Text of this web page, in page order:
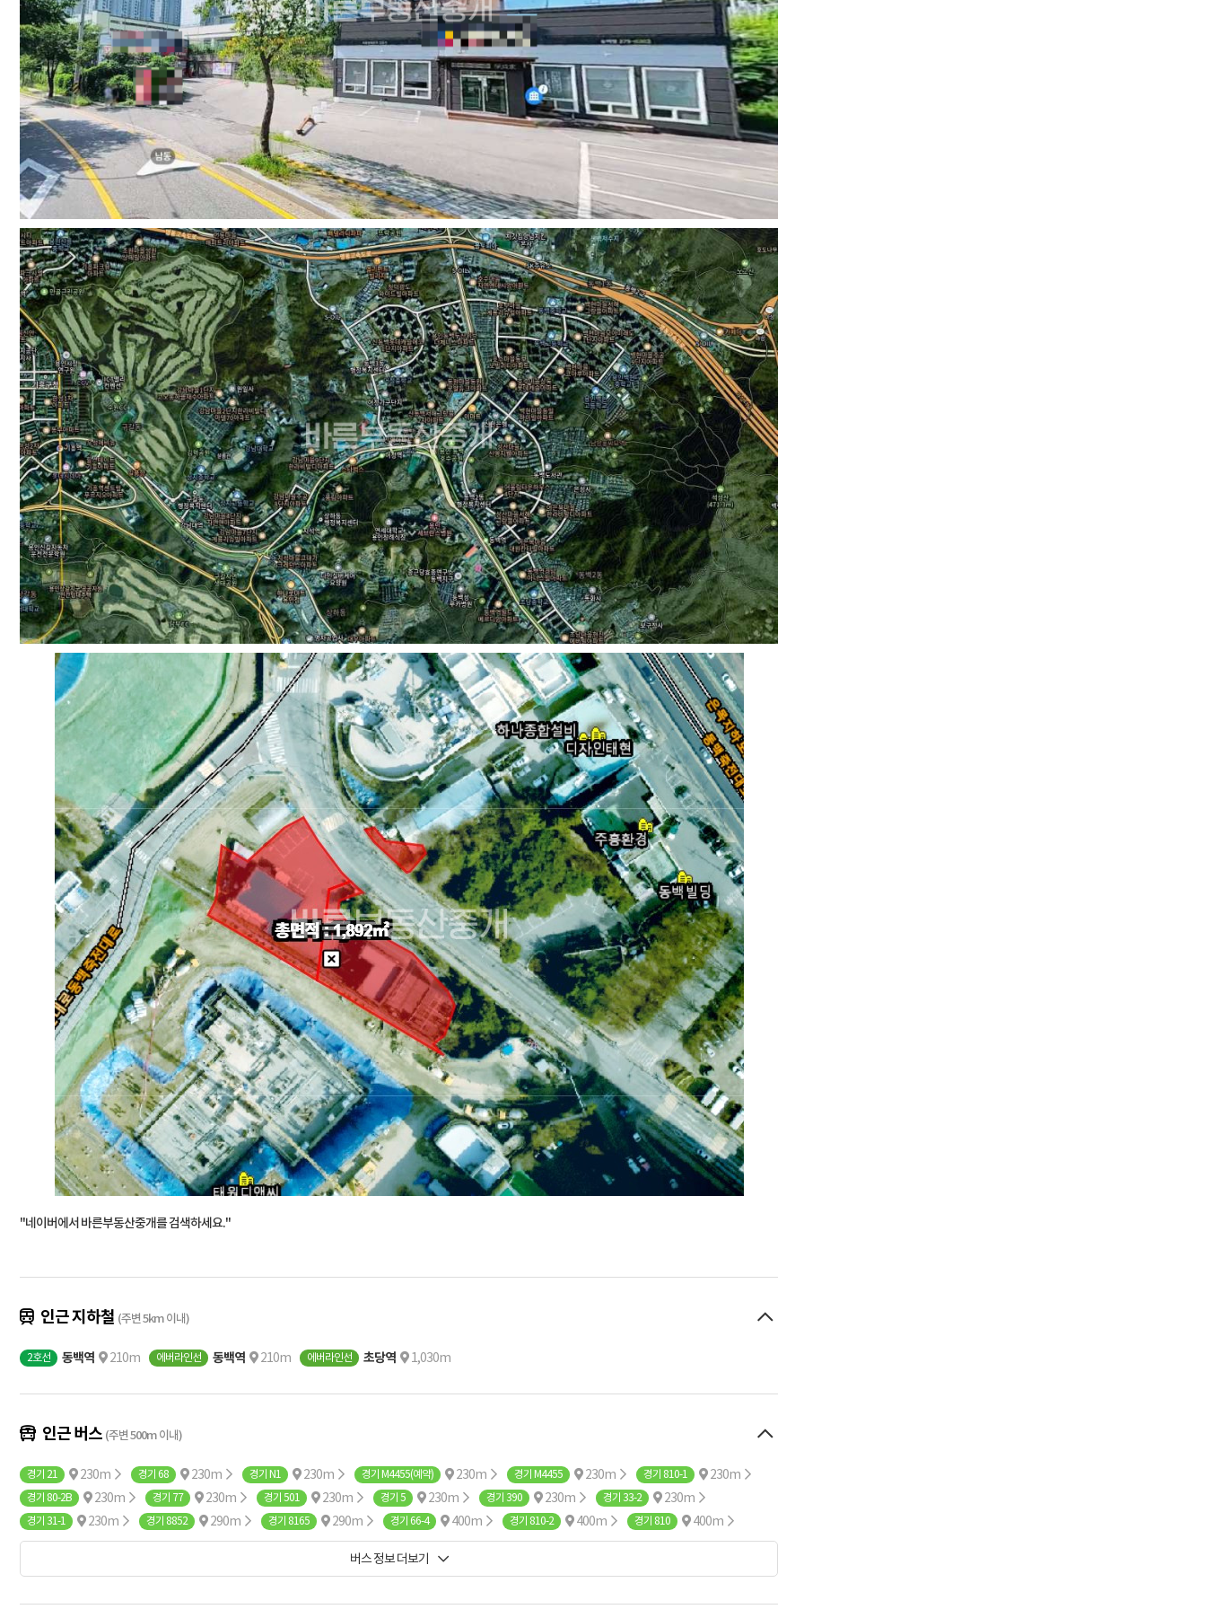
"네이버에서 바른부동산중개를 검색하세요."
인근 지하철 (주변 5km 이내)
2호선 동백역 210m 에버라인선 동백역 210m 에버라인선 초당역 1,030m
인근 버스 (주변 500m 이내)
경기 21 230m 경기 68 230m 경기 N1 230m 경기 M4455(예약) 230m 경기 M4455 230m 경기 810-1 230m
경기 80-2B 230m 경기 77 230m 경기 501 230m 경기 5 230m 경기 390 230m 경기 33-2 230m
경기 31-1 230m 경기 8852 290m 경기 8165 290m 경기 66-4 400m 경기 810-2 400m 경기 810 400m
경기 5003B 400m 경기 5003A 400m 경기 5003(예약) 400m 경기 5000(예약) 400m 경기 5000 400m
버스 정보 더보기